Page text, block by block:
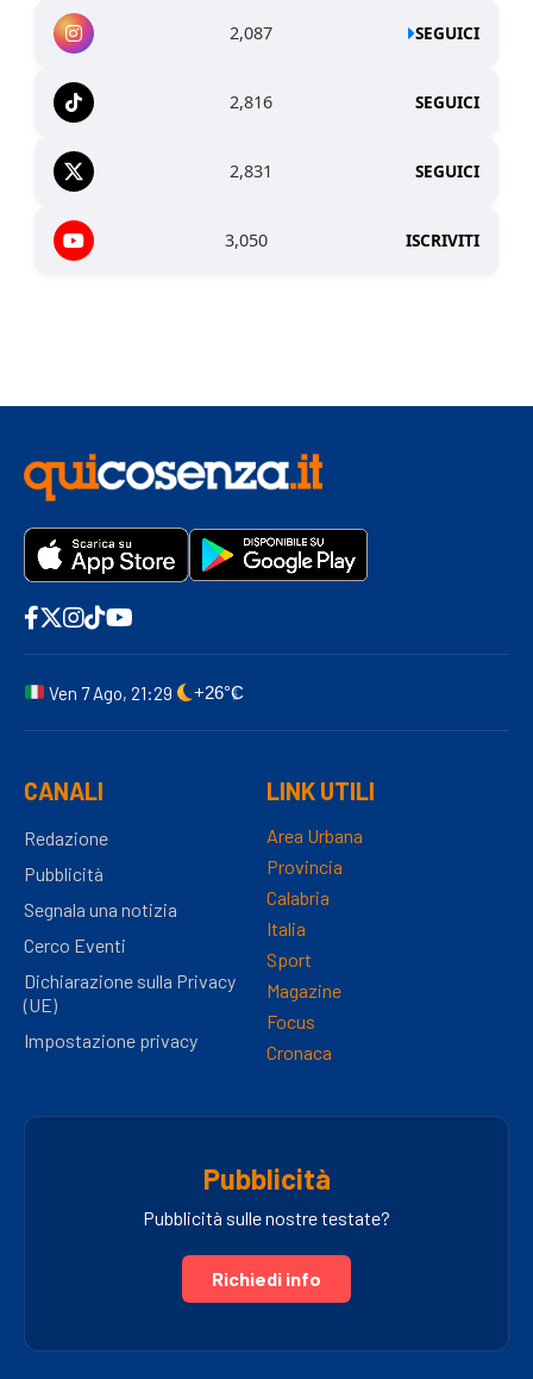
2,087 SEGUICI
2,816 SEGUICI
2,831 SEGUICI
3,050 ISCRIVITI
Ven 7 Ago, 21:29 +26°C
CANALI
Redazione
Pubblicità
Segnala una notizia
Cerco Eventi
Dichiarazione sulla Privacy
(UE)
Impostazione privacy
LINK UTILI
Area Urbana
Provincia
Calabria
Italia
Sport
Magazine
Focus
Cronaca
Pubblicità
Pubblicità sulle nostre testate?
Richiedi info